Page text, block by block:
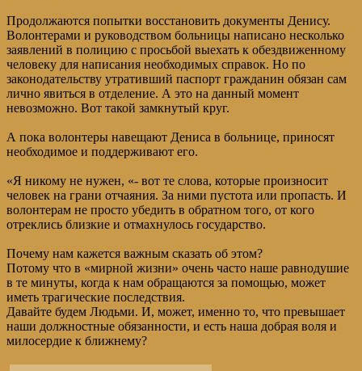
Продолжаются попытки восстановить документы Денису.
Волонтерами и руководством больницы написано несколько
заявлений в полицию с просьбой выехать к обездвиженному
человеку для написания необходимых справок. Но по
законодательству утративший паспорт гражданин обязан сам
лично явиться в отделение. А это на данный момент
невозможно. Вот такой замкнутый круг.
А пока волонтеры навещают Дениса в больнице, приносят
необходимое и поддерживают его.
«Я никому не нужен, «- вот те слова, которые произносит
человек на грани отчаяния. За ними пустота или пропасть. И
волонтерам не просто убедить в обратном того, от кого
отреклись близкие и отмахнулось государство.
Почему нам кажется важным сказать об этом?
Потому что в «мирной жизни» очень часто наше равнодушие
в те минуты, когда к нам обращаются за помощью, может
иметь трагические последствия.
Давайте будем Людьми. И, может, именно то, что превышает
наши должностные обязанности, и есть наша добрая воля и
милосердие к ближнему?